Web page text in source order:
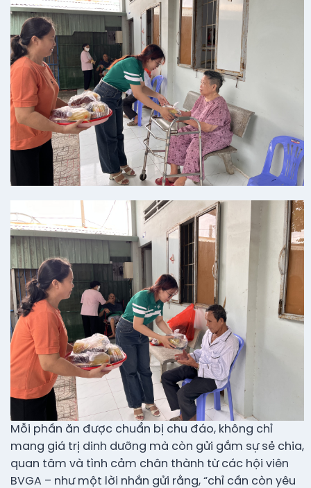
Mỗi phần ăn được chuẩn bị chu đáo, không chỉ
mang giá trị dinh dưỡng mà còn gửi gắm sự sẻ chia,
quan tâm và tình cảm chân thành từ các hội viên
BVGA – như một lời nhắn gửi rằng, “chỉ cần còn yêu